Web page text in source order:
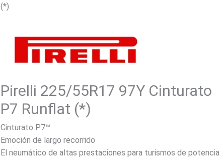
(*)
Pirelli 225/55R17 97Y Cinturato
P7 Runflat (*)
Cinturato P7™
Emoción de largo recorrido
El neumático de altas prestaciones para turismos de potencia